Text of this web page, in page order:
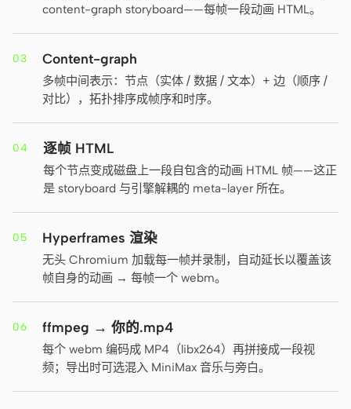
下载桌面端
贡献者 大使
Discord Discussions
X
content-graph storyboard——每帧一段动画 HTML。
03 Content-graph
多帧中间表示：节点（实体 / 数据 / 文本）+ 边（顺序 /
对比），拓扑排序成帧序和时序。
04 逐帧 HTML
每个节点变成磁盘上一段自包含的动画 HTML 帧——这正
是 storyboard 与引擎解耦的 meta-layer 所在。
05 Hyperframes 渲染
无头 Chromium 加载每一帧并录制，自动延长以覆盖该
帧自身的动画 → 每帧一个 webm。
06 ffmpeg → 你的.mp4
每个 webm 编码成 MP4（libx264）再拼接成一段视
频；导出时可选混入 MiniMax 音乐与旁白。